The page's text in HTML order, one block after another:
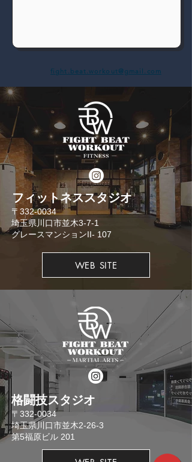
fight.beat.workout@gmail.com
​フィットネススタジオ
​〒332-0034
埼玉県川口市並木3-7-1
​グレースマンションII- 107
WEB SITE
格闘技スタジオ
​〒332-0034
埼玉県川口市並木2-26-3
​第5福原ビル 201